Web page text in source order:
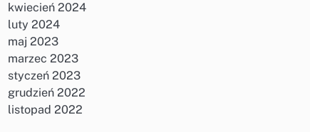
kwiecień 2024
luty 2024
maj 2023
marzec 2023
styczeń 2023
grudzień 2022
listopad 2022